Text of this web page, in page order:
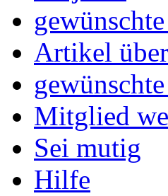
Artikel
Mitglied
Sei mutig
Hilfe